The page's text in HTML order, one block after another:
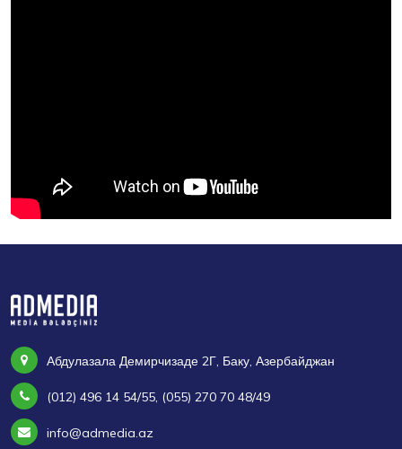
Абдулазала Демирчизаде 2Г, Баку, Азербайджан
(012) 496 14 54/55, (055) 270 70 48/49
info@admedia.az